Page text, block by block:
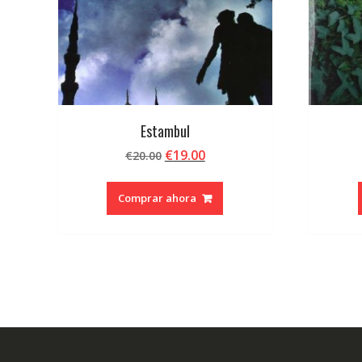
Estambul
€20.00 El
original
era:
€19.00El
actual
es:
Comprar ahora